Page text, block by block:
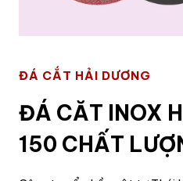
ĐÁ CẮT HẢI DƯƠNG
ĐÁ CĂT INOX
150 CHẤT